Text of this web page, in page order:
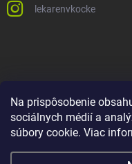
Na prispôsobenie
sociálnych médií a
súbory cookie. Viac
lekarenvkocke